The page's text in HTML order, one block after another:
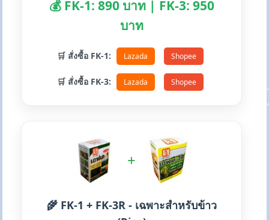
💰 FK-1: 890 บาท | FK-3: 950
บาท
🛒 สั่งซื้อ FK-1: Lazada Shopee
🛒 สั่งซื้อ FK-3: Lazada Shopee
+
🌾 FK-1 + FK-3R - เฉพาะสำหรับข้าว